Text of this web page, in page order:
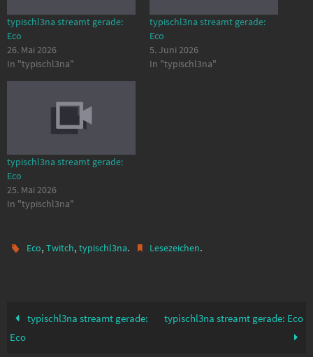
typischl3na streamt gerade:
Eco
26. Mai 2026
In "typischl3na"
typischl3na streamt gerade:
Eco
5. Juni 2026
In "typischl3na"
typischl3na streamt gerade:
Eco
25. Mai 2026
In "typischl3na"
Eco,Twitch,typischl3na. Lesezeichen.
typischl3na streamt gerade:
Eco
typischl3na streamt gerade: Eco